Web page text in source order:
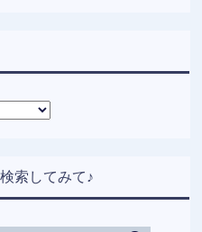
索してみて♪